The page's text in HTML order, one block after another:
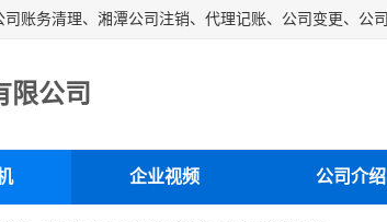
限公司
企业视频 公司介绍